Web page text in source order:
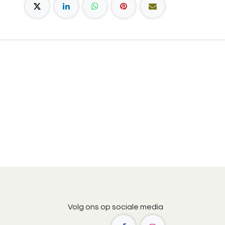
Volg ons op sociale media